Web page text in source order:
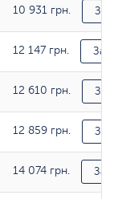
10 931 грн.
12 147 грн.
12 610 грн.
12 859 грн.
14 074 грн.